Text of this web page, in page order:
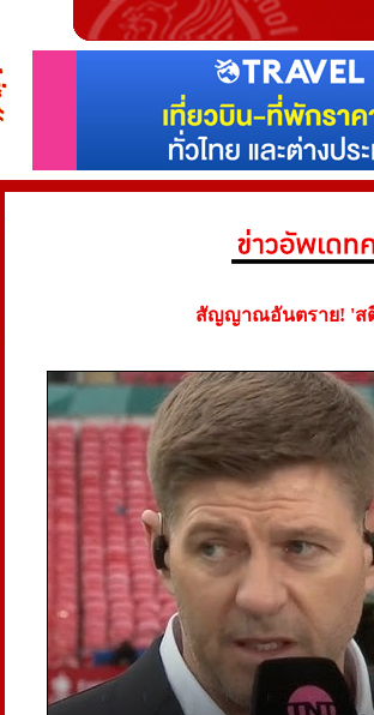
สัญญาณอันตราย! 'ส